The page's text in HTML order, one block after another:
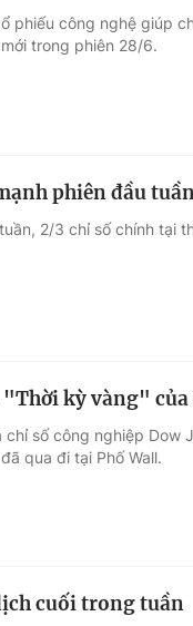
phiếu công nghệ giúp
trong phiên 28/6.
phiên đầu
2/3 chỉ số chính tại
kỳ vàng"
số công nghiệp Dow
qua đi tại Phố Wall.
cuối trong tuần